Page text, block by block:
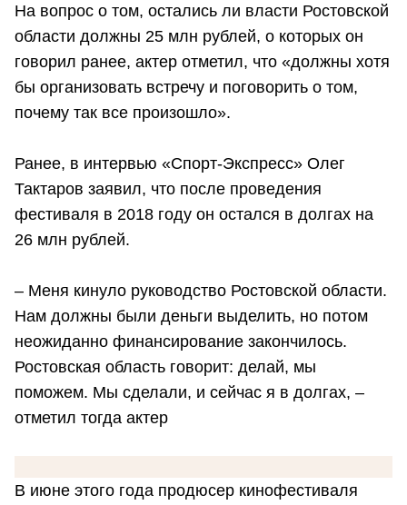
На вопрос о том, остались ли власти Ростовской
области должны 25 млн рублей, о которых он
говорил ранее, актер отметил, что «должны хотя
бы организовать встречу и поговорить о том,
почему так все произошло».
Ранее, в интервью «Спорт-Экспресс» Олег
Тактаров заявил, что после проведения
фестиваля в 2018 году он остался в долгах на
26 млн рублей.
– Меня кинуло руководство Ростовской области.
Нам должны были деньги выделить, но потом
неожиданно финансирование закончилось.
Ростовская область говорит: делай, мы
поможем. Мы сделали, и сейчас я в долгах, –
отметил тогда актер
В июне этого года продюсер кинофестиваля